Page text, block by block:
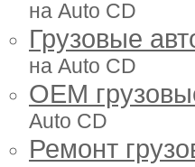
на Auto CD
Грузовые
на Auto CD
OEM
Auto CD
Ремонт